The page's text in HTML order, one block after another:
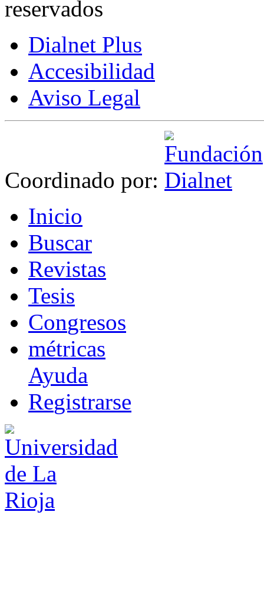
reservados
Dialnet Plus
Accesibilidad
Aviso Legal
Coordinado por:
Inicio
Buscar
Revistas
Tesis
Congresos
métricas
Ayuda
Registrarse